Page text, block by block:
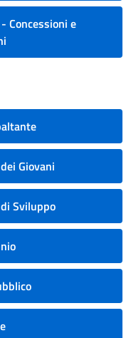
Concessioni e
Giovani
Sviluppo